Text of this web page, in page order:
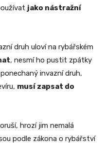
jako nástražní
druh uloví na rybářském
, nesmí ho pustit zpátky
invazní druh,
musí zapsat do
hrozí jim nemalá
podle zákona o rybářství